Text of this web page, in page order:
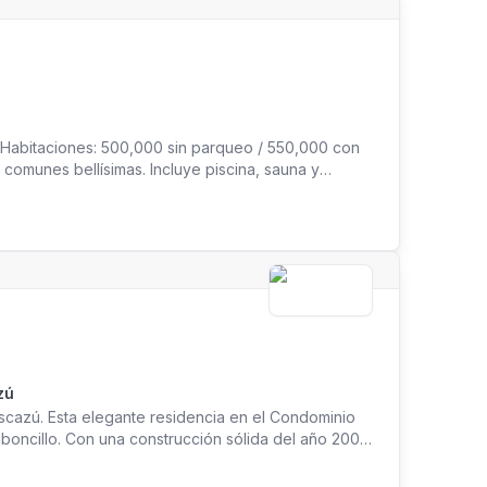
Renta mensual: US$3,000 (IVA incluido). Para
500,000 sin parqueo / 550,000 con
bellísimas. Incluye piscina, sauna y
del inquilino.
Esta elegante residencia en el Condominio
Con una construcción sólida del año 2008,
calidad. Alquiler de Casa en Condominio Atypik,
$4000 Terreno: 287 m² Construcción: 350 m²